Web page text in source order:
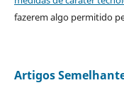
fazerem algo permitido
Artigos